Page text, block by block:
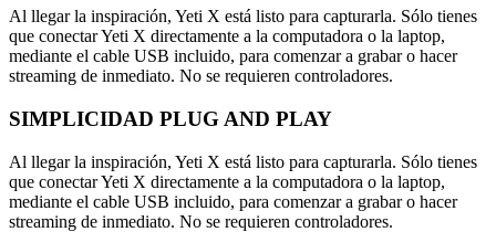
Al llegar la inspiración, Yeti X está listo para capturarla. Sólo tienes
que conectar Yeti X directamente a la computadora o la laptop,
mediante el cable USB incluido, para comenzar a grabar o hacer
streaming de inmediato. No se requieren controladores.
SIMPLICIDAD PLUG AND PLAY
Al llegar la inspiración, Yeti X está listo para capturarla. Sólo tienes
que conectar Yeti X directamente a la computadora o la laptop,
mediante el cable USB incluido, para comenzar a grabar o hacer
streaming de inmediato. No se requieren controladores.